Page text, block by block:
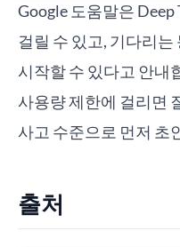
Google 도움말은
걸릴 수 있고, 기다리
시작할 수 있다고 안내
사용량 제한에 걸리면
사고 수준으로 먼저 초
출처